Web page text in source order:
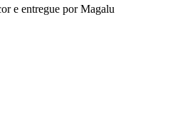
e entregue por Magalu